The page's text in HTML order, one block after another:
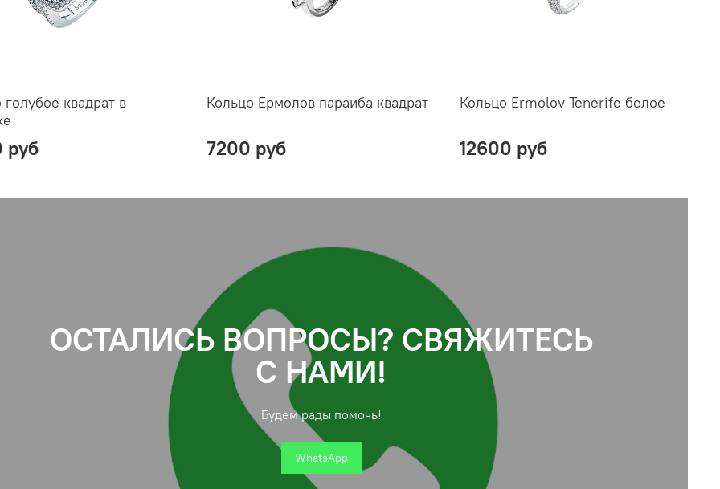
квадрат в
руб
Кольцо Ермолов параиба квадрат
7200 руб
Кольцо Ermolov Tenerife белое
12600 руб
ОСТАЛИСЬ ВОПРОСЫ? СВЯЖИТЕСЬ
С НАМИ!
Будем рады помочь!
WhatsApp